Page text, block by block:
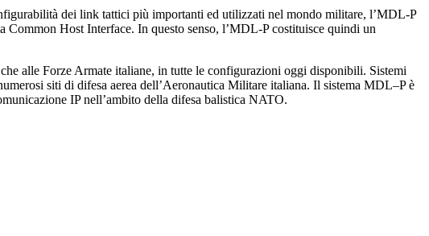
dei link tattici più importanti ed utilizzati nel mondo militare, l’MDL-P
Common Host Interface. In questo senso, l’MDL-P costituisce quindi un
alle Forze Armate italiane, in tutte le configurazioni oggi disponibili. Sistemi
siti di difesa aerea dell’Aeronautica Militare italiana. Il sistema MDL–P è
IP nell’ambito della difesa balistica NATO.